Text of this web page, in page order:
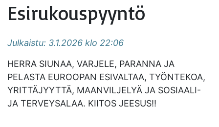
Esirukouspyyntö
Julkaistu: 3.1.2026 klo 22:06
HERRA SIUNAA, VARJELE, PARANNA JA
PELASTA EUROOPAN ESIVALTAA, TYÖNTEKOA,
YRITTÄJYYTTÄ, MAANVILJELYÄ JA SOSIAALI-
JA TERVEYSALAA. KIITOS JEESUS!!